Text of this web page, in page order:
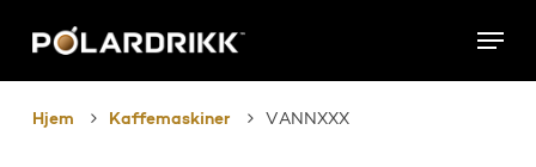
main
Menu
Hjem Kaffemaskiner VANNXXX